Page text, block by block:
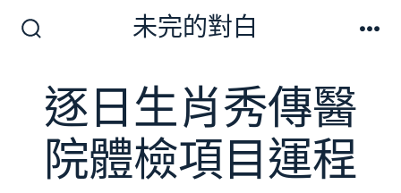
切
換
開
關
未完的對白
逐日生肖秀傳醫
院體檢項目運程